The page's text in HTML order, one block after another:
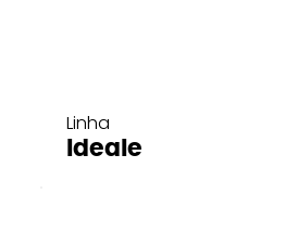
Linha
Ideale